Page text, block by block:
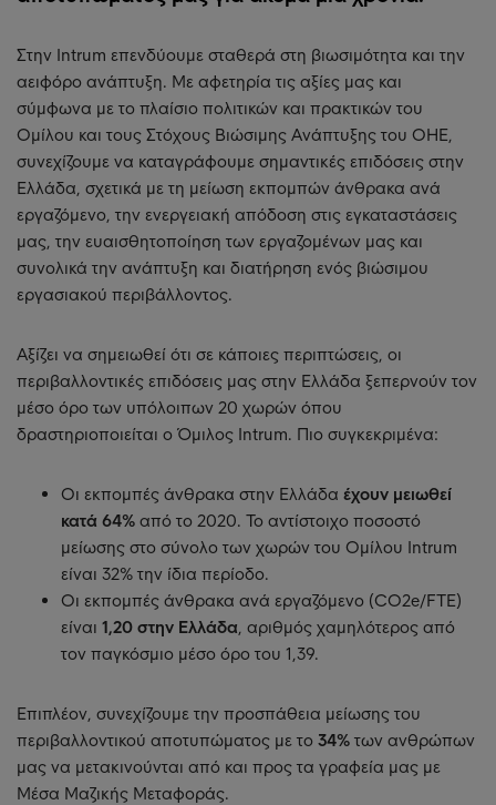
Στην Intrum επενδύουμε σταθερά στη βιωσιμότητα και την
αειφόρο ανάπτυξη. Με αφετηρία τις αξίες μας και
σύμφωνα με το πλαίσιο πολιτικών και πρακτικών του
Ομίλου και τους Στόχους Βιώσιμης Ανάπτυξης του ΟΗΕ,
συνεχίζουμε να καταγράφουμε σημαντικές επιδόσεις στην
Ελλάδα, σχετικά με τη μείωση εκπομπών άνθρακα ανά
εργαζόμενο, την ενεργειακή απόδοση στις εγκαταστάσεις
μας, την ευαισθητοποίηση των εργαζομένων μας και
συνολικά την ανάπτυξη και διατήρηση ενός βιώσιμου
εργασιακού περιβάλλοντος.
Αξίζει να σημειωθεί ότι σε κάποιες περιπτώσεις, οι
περιβαλλοντικές επιδόσεις μας στην Ελλάδα ξεπερνούν τον
μέσο όρο των υπόλοιπων 20 χωρών όπου
δραστηριοποιείται ο Όμιλος Intrum. Πιο συγκεκριμένα:
Οι εκπομπές άνθρακα στην Ελλάδα έχουν μειωθεί
κατά 64% από το 2020. Το αντίστοιχο ποσοστό
μείωσης στο σύνολο των χωρών του Ομίλου Intrum
είναι 32% την ίδια περίοδο.
Οι εκπομπές άνθρακα ανά εργαζόμενο (CO2e/FTE)
είναι 1,20 στην Ελλάδα, αριθμός χαμηλότερος από
τον παγκόσμιο μέσο όρο του 1,39.
Επιπλέον, συνεχίζουμε την προσπάθεια μείωσης του
περιβαλλοντικού αποτυπώματος με το 34% των ανθρώπων
μας να μετακινούνται από και προς τα γραφεία μας με
Μέσα Μαζικής Μεταφοράς.